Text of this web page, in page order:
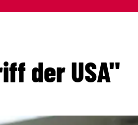
der USA"